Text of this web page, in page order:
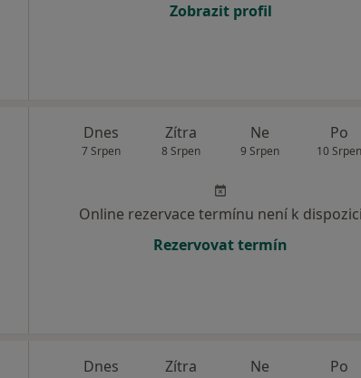
Zobrazit profil
Dnes
7 Srpen
Zítra
8 Srpen
Ne
9 Srpen
Po
10 Srpen
Online rezervace termínu není k dispozici
Rezervovat termín
Dnes Zítra Ne Po